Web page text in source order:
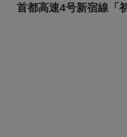
首都高速4号新宿線「